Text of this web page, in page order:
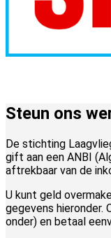
Steun ons
De stichting
gift aan een ANBI
aftrekbaar van de
U kunt geld
gegevens hieronder.
onder) en betaal